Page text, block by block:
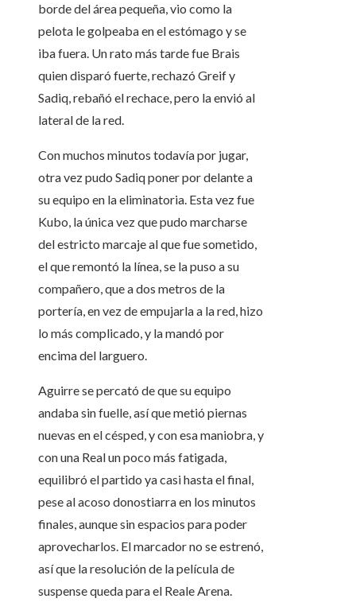
borde del área pequeña, vio como la
pelota le golpeaba en el estómago y se
iba fuera. Un rato más tarde fue Brais
quien disparó fuerte, rechazó Greif y
Sadiq, rebañó el rechace, pero la envió al
lateral de la red.
Con muchos minutos todavía por jugar,
otra vez pudo Sadiq poner por delante a
su equipo en la eliminatoria. Esta vez fue
Kubo, la única vez que pudo marcharse
del estricto marcaje al que fue sometido,
el que remontó la línea, se la puso a su
compañero, que a dos metros de la
portería, en vez de empujarla a la red, hizo
lo más complicado, y la mandó por
encima del larguero.
Aguirre se percató de que su equipo
andaba sin fuelle, así que metió piernas
nuevas en el césped, y con esa maniobra, y
con una Real un poco más fatigada,
equilibró el partido ya casi hasta el final,
pese al acoso donostiarra en los minutos
finales, aunque sin espacios para poder
aprovecharlos. El marcador no se estrenó,
así que la resolución de la película de
suspense queda para el Reale Arena.